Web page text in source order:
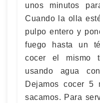
unos minutos
Cuando la olla
pulpo entero y
fuego hasta un
cocer el mismo
usando agua
Dejamos cocer
sacamos. Para